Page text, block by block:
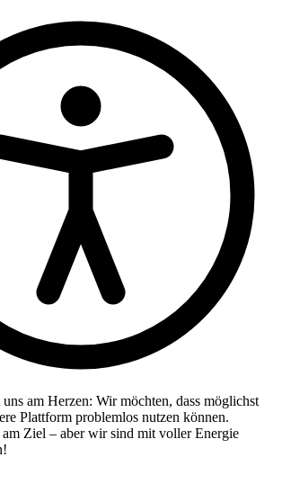
am Herzen: Wir möchten, dass möglichst
Plattform problemlos nutzen können.
Ziel – aber wir sind mit voller Energie